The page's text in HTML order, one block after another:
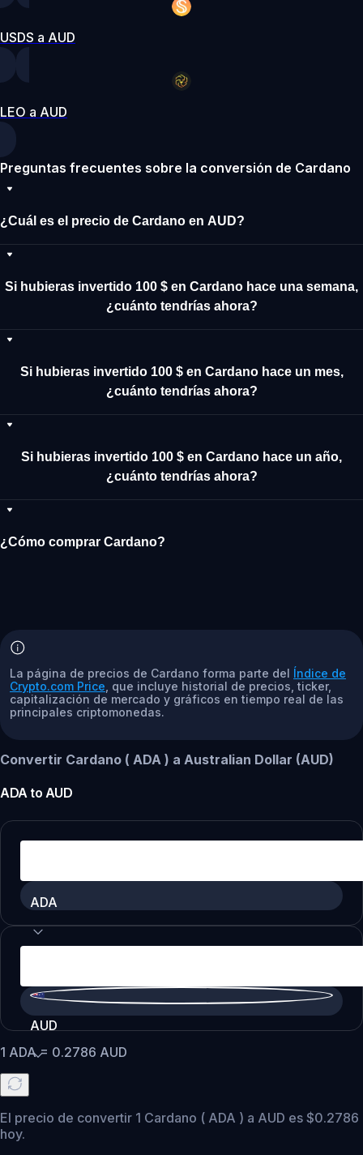
USDS a AUD
LEO a AUD
Preguntas frecuentes sobre la conversión de Cardano
¿Cuál es el precio de Cardano en AUD?
Si hubieras invertido 100 $ en Cardano hace una semana,
¿cuánto tendrías ahora?
Si hubieras invertido 100 $ en Cardano hace un mes,
¿cuánto tendrías ahora?
Si hubieras invertido 100 $ en Cardano hace un año,
¿cuánto tendrías ahora?
¿Cómo comprar Cardano?
La página de precios de Cardano forma parte del Índice de
Crypto.com Price , que incluye historial de precios, ticker,
capitalización de mercado y gráficos en tiempo real de las
principales criptomonedas.
Convertir Cardano ( ADA ) a Australian Dollar (AUD)
ADAto AUD
ADA
AUD
1 ADA= 0.2786 AUD
El precio de convertir 1 Cardano ( ADA ) a AUD es $0.2786
hoy.